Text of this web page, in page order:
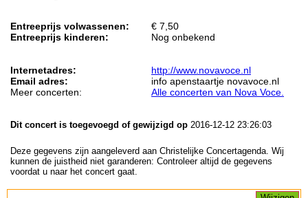
Entreeprijs volwassenen:
€ 7,50
Entreeprijs kinderen:
Nog onbekend
Internetadres:
http://www.novavoce.nl
Email adres:
info apenstaartje novavoce.nl
Meer concerten:
Alle concerten van Nova Voce.
Dit concert is toegevoegd of gewijzigd op 2016-12-12 23:26:03
Deze gegevens zijn aangeleverd aan Christelijke Concertagenda. Wij
kunnen de juistheid niet garanderen: Controleer altijd de gegevens
voordat u naar het concert gaat.